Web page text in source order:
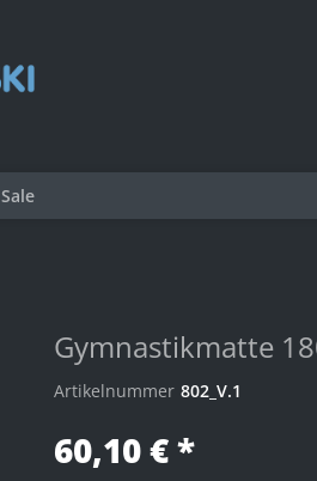
Sale
Gymnastikmatte
Artikelnummer 802_V.1
60,10 € *